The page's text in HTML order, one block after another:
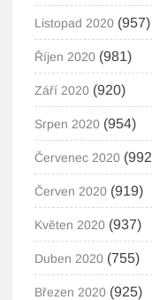
Listopad 2020 (957)
Říjen 2020 (981)
Září 2020 (920)
Srpen 2020 (954)
Červenec 2020
Červen 2020 (919)
Květen 2020 (937)
Duben 2020 (755)
Březen 2020 (925)